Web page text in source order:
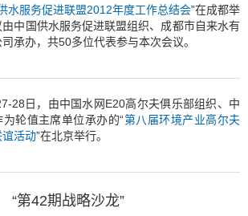
水服务促进联盟2012年度工作总结会”在成都举
中国供水服务促进联盟组织、成都市自来水有
承办，共50多位代表参与本次会议。
28日，由中国水网E20高尔夫俱乐部组织、中
轮值主席单位承办的“第八届环境产业高尔夫
活动”在北京举行。
“第42期战略沙龙”